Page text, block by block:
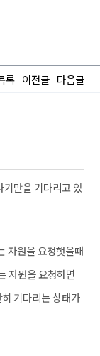
록 이전글 다음글
만을 기다리고 있
자원을 요청햇을때
자원을 요청하면
기다리는 상태가